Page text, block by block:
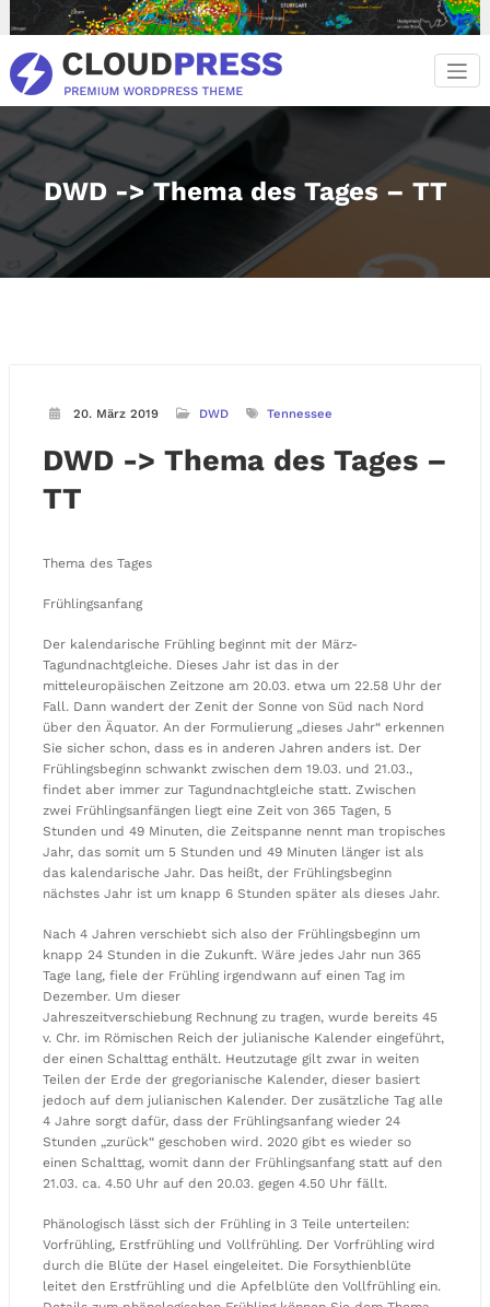
Inhalt
springen
DWD -> Thema des Tages – TT
20. März 2019 DWD Tennessee
DWD -> Thema des Tages –
TT
Thema des Tages
Frühlingsanfang
Der kalendarische Frühling beginnt mit der März-
Tagundnachtgleiche. Dieses Jahr ist das in der
mitteleuropäischen Zeitzone am 20.03. etwa um 22.58 Uhr der
Fall. Dann wandert der Zenit der Sonne von Süd nach Nord
über den Äquator. An der Formulierung „dieses Jahr“ erkennen
Sie sicher schon, dass es in anderen Jahren anders ist. Der
Frühlingsbeginn schwankt zwischen dem 19.03. und 21.03.,
findet aber immer zur Tagundnachtgleiche statt. Zwischen
zwei Frühlingsanfängen liegt eine Zeit von 365 Tagen, 5
Stunden und 49 Minuten, die Zeitspanne nennt man tropisches
Jahr, das somit um 5 Stunden und 49 Minuten länger ist als
das kalendarische Jahr. Das heißt, der Frühlingsbeginn
nächstes Jahr ist um knapp 6 Stunden später als dieses Jahr.
Nach 4 Jahren verschiebt sich also der Frühlingsbeginn um
knapp 24 Stunden in die Zukunft. Wäre jedes Jahr nun 365
Tage lang, fiele der Frühling irgendwann auf einen Tag im
Dezember. Um dieser
Jahreszeitverschiebung Rechnung zu tragen, wurde bereits 45
v. Chr. im Römischen Reich der julianische Kalender eingeführt,
der einen Schalttag enthält. Heutzutage gilt zwar in weiten
Teilen der Erde der gregorianische Kalender, dieser basiert
jedoch auf dem julianischen Kalender. Der zusätzliche Tag alle
4 Jahre sorgt dafür, dass der Frühlingsanfang wieder 24
Stunden „zurück“ geschoben wird. 2020 gibt es wieder so
einen Schalttag, womit dann der Frühlingsanfang statt auf den
21.03. ca. 4.50 Uhr auf den 20.03. gegen 4.50 Uhr fällt.
Phänologisch lässt sich der Frühling in 3 Teile unterteilen:
Vorfrühling, Erstfrühling und Vollfrühling. Der Vorfrühling wird
durch die Blüte der Hasel eingeleitet. Die Forsythienblüte
leitet den Erstfrühling und die Apfelblüte den Vollfrühling ein.